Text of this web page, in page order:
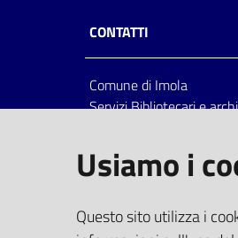
CONTATTI
Comune di Imola
Servizi Bibliotecari e
Italia
centralino: tel
bim@comune.imola.bo.it
PEC
Usiamo i
Questo sito utilizza i